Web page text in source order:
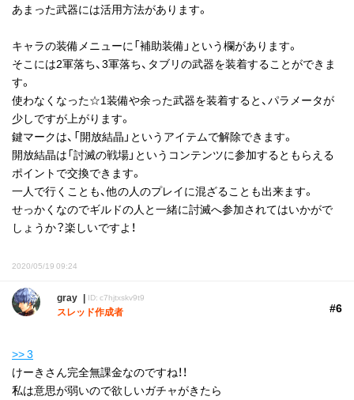
あまった武器には活用方法があります。
キャラの装備メニューに「補助装備」という欄があります。
そこには2軍落ち、3軍落ち、タブリの武器を装着することができま
す。
使わなくなった☆1装備や余った武器を装着すると、パラメータが
少しですが上がります。
鍵マークは、「開放結晶」というアイテムで解除できます。
開放結晶は「討滅の戦場」というコンテンツに参加するともらえる
ポイントで交換できます。
一人で行くことも、他の人のプレイに混ざることも出来ます。
せっかくなのでギルドの人と一緒に討滅へ参加されてはいかがで
しょうか？楽しいですよ！
2020/05/19 09:24
gray ID: c7hjtxskv9t9
スレッド作成者 #6
>> 3
けーきさん完全無課金なのですね！！
私は意思が弱いので欲しいガチャがきたら